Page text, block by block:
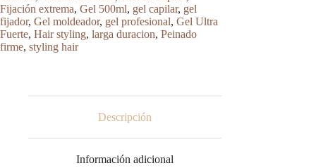
Fijación
Extrema
500ml
cantidad
Fijación extrema, Gel 500ml, gel capilar, gel
fijador, Gel moldeador, gel profesional, Gel Ultra
Fuerte, Hair styling, larga duracion, Peinado
firme, styling hair
Descripción
Información adicional